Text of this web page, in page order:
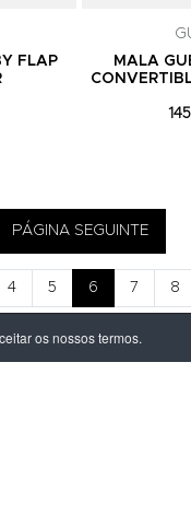
FLAP
MALA
PÁGINA SEGUINTE
4 5 6 7 8
os nossos termos.